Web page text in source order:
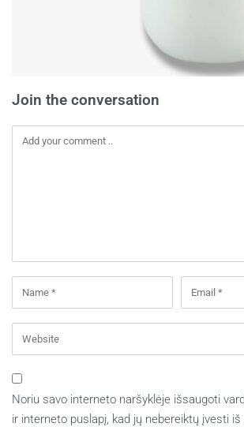
Join the conversation
Noriu savo interneto naršyklėje išsaugoti
ir interneto puslapį, kad jų nebereiktų įvesti